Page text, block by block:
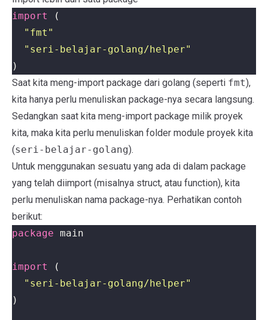
import
(
"fmt"
"seri-belajar-golang/helper"
)
Saat kita meng-import package dari golang (seperti fmt),
kita hanya perlu menuliskan package-nya secara langsung.
Sedangkan saat kita meng-import package milik proyek
kita, maka kita perlu menuliskan folder module proyek kita
(seri-belajar-golang).
Untuk menggunakan sesuatu yang ada di dalam package
yang telah diimport (misalnya struct, atau function), kita
perlu menuliskan nama package-nya. Perhatikan contoh
berikut:
package main
import
(
"seri-belajar-golang/helper"
)